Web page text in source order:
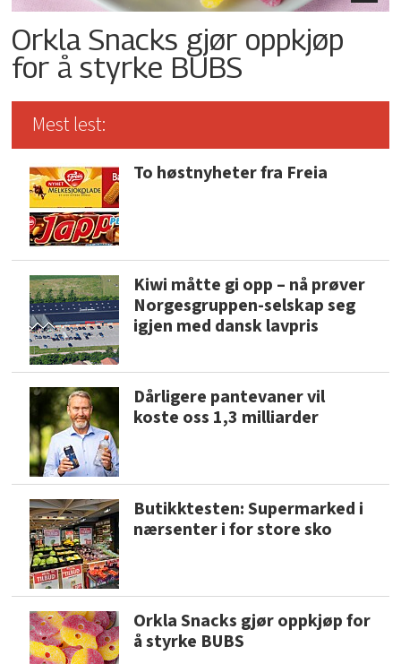
Orkla Snacks gjør oppkjøp
for å styrke BUBS
Mest lest:
To høstnyheter fra Freia
Kiwi måtte gi opp – nå prøver
Norgesgruppen-selskap seg
igjen med dansk lavpris
Dårligere pantevaner vil
koste oss 1,3 milliarder
Butikktesten: Supermarked i
nærsenter i for store sko
Orkla Snacks gjør oppkjøp for
å styrke BUBS